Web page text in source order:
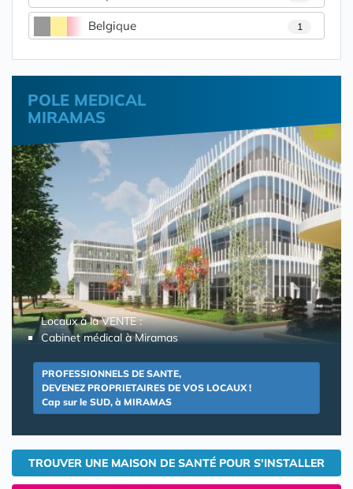
Belgique 1
POLE MEDICAL
MIRAMAS
Locaux à la VENTE :
Cabinet médical à Miramas
PROFESSIONNELS DE SANTE,
DEVENEZ PROPRIETAIRES DE VOS LOCAUX !
Cap sur le SUD, à MIRAMAS
TROUVER UNE MAISON DE SANTÉ POUR S'INSTALLER